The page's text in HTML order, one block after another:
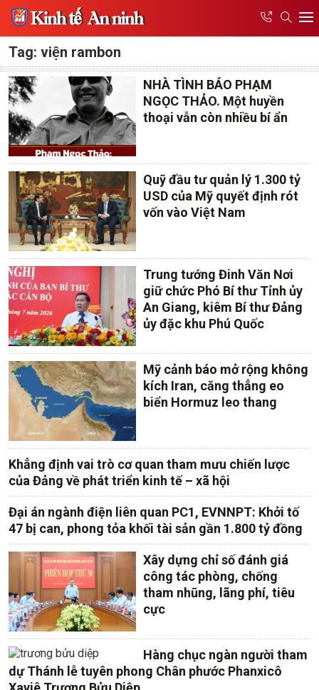
Tag: viện rambon
NHÀ TÌNH BÁO PHẠM
NGỌC THẢO. Một huyền
thoại vẫn còn nhiều bí ẩn
Quỹ đầu tư quản lý 1.300 tỷ
USD của Mỹ quyết định rót
vốn vào Việt Nam
Trung tướng Đinh Văn Nơi
giữ chức Phó Bí thư Tỉnh ủy
An Giang, kiêm Bí thư Đảng
ủy đặc khu Phú Quốc
Mỹ cảnh báo mở rộng không
kích Iran, căng thẳng eo
biển Hormuz leo thang
Khẳng định vai trò cơ quan tham mưu chiến lược
của Đảng về phát triển kinh tế – xã hội
Đại án ngành điện liên quan PC1, EVNNPT: Khởi tố
47 bị can, phong tỏa khối tài sản gần 1.800 tỷ đồng
Xây dựng chỉ số đánh giá
công tác phòng, chống
tham nhũng, lãng phí, tiêu
cực
Hàng chục ngàn người tham
dự Thánh lễ tuyên phong Chân phước Phanxicô